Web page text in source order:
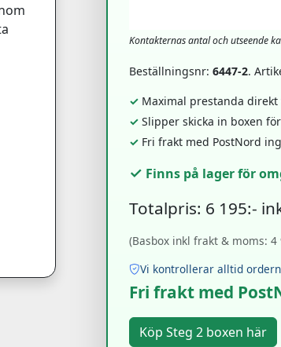
Kontakternas antal och utseende
Beställningsnr: 6447-2.
✓ Maximal prestanda direkt
✓ Slipper skicka in boxen
✓ Fri frakt med PostNord
✓ Finns på lager för
Totalpris: 6 195:-
(Basbox inkl frakt & moms: 4
Vi kontrollerar alltid
Fri frakt med